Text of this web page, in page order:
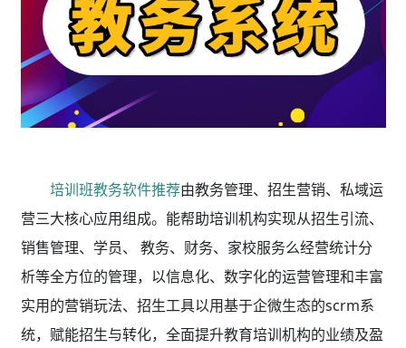
培训班教务软件推荐由教务管理、招生营销、私域运
营三大核心应用组成。能帮助培训机构实现从招生引流、
销售管理、学员、 教务、财务、家校服务么经营统计分
析等全方位的管理，以信息化、数字化的运营管理和丰富
实用的营销玩法、招生工具以用基于企微生态的scrm系
统，赋能招生与转化，全面提升教育培训机构的业绩及盈